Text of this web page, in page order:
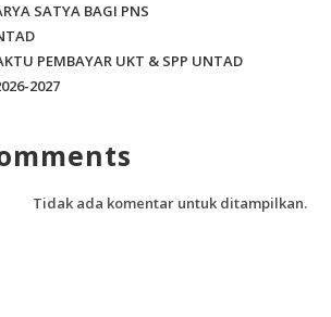
SATYA BAGI PNS
PEMBAYAR UKT & SPP UNTAD
2027
Tidak ada komentar untuk ditampilkan.